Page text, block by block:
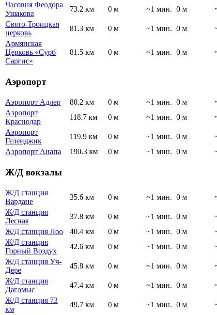
Часовня Феодора
Ушакова
73.2 км 0 м ~1 мин. 0 м
Свято-Троицкая
церковь
81.3 км 0 м ~1 мин. 0 м
Армянская
Церковь «Сурб
Саргис»
81.5 км 0 м ~1 мин. 0 м
Аэропорт
Аэропорт Адлер 80.2 км 0 м ~1 мин. 0 м
Аэропорт
Краснодар
118.7 км 0 м ~1 мин. 0 м
Аэропорт
Геленджик
119.9 км 0 м ~1 мин. 0 м
Аэропорт Анапа
190.3 км 0 м ~1 мин. 0 м
Ж/Д вокзалы
Ж/Д станция
Вардане
35.6 км 0 м ~1 мин. 0 м
Ж/Д станция
Лесная
37.8 км 0 м ~1 мин. 0 м
Ж/Д станция Лоо
40.4 км 0 м ~1 мин. 0 м
Ж/Д станция
Горный Воздух
42.6 км 0 м ~1 мин. 0 м
Ж/Д станция Уч-
Дере
45.8 км 0 м ~1 мин. 0 м
Ж/Д станция
Дагомыс
47.4 км 0 м ~1 мин. 0 м
Ж/Д станция 73
км
49.7 км 0 м ~1 мин. 0 м